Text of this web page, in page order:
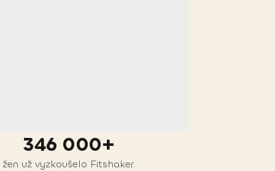
346 000+
žen už vyzkoušelo Fitshaker.